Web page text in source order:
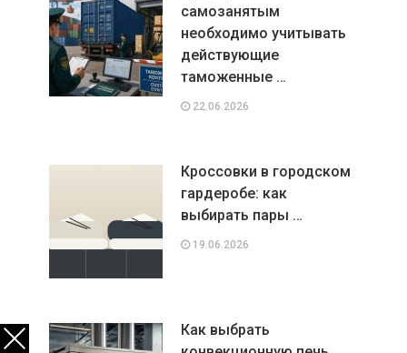
самозанятым
необходимо учитывать
действующие
таможенные …
22.06.2026
Кроссовки в городском
гардеробе: как
выбирать пары …
19.06.2026
Как выбрать